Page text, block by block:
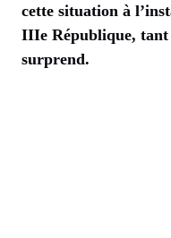
cette situation à
IIIe République, tant
surprend.